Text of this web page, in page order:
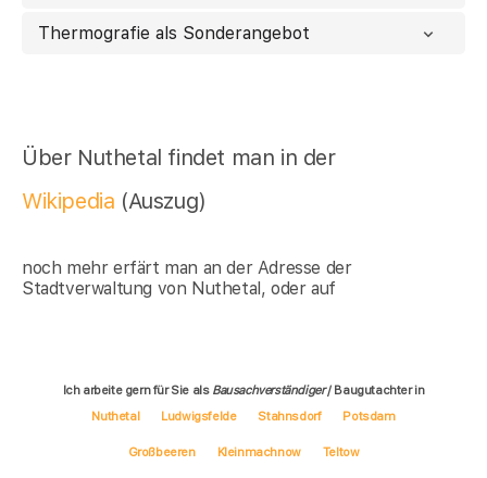
Thermografie als Sonderangebot
Über Nuthetal findet man in der
Wikipedia (Auszug)
noch mehr erfärt man an der Adresse der
Stadtverwaltung von Nuthetal, oder auf
Ich arbeite gern für Sie als Bausachverständiger/ Baugutachter in
Nuthetal
Ludwigsfelde Stahnsdorf Potsdam
Großbeeren Kleinmachnow Teltow